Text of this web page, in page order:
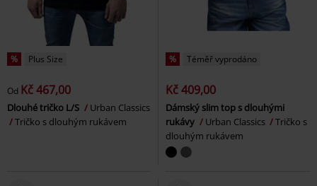
% Plus Size
Od Kč 467,00
Dlouhé tričko L/S
Urban Classics
Tričko s dlouhým rukávem
% Téměř vyprodáno
Kč 409,00
Dámský slim top s dlouhými
rukávy
Urban Classics
Tričko s
dlouhým rukávem